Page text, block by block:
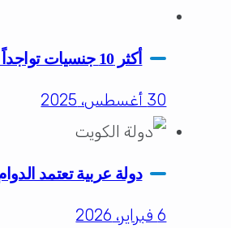
أكثر 10 جنسيات تواجداً في قطر 2025
30 أغسطس، 2025
دولة عربية تعتمد
6 فبراير، 2026